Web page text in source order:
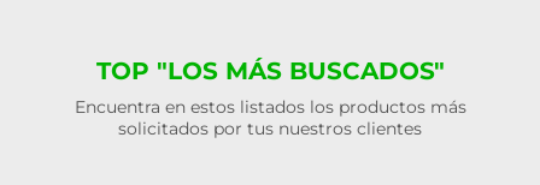
TOP "LOS MÁS BUSCADOS"
Encuentra en estos listados los productos más
solicitados por tus nuestros clientes